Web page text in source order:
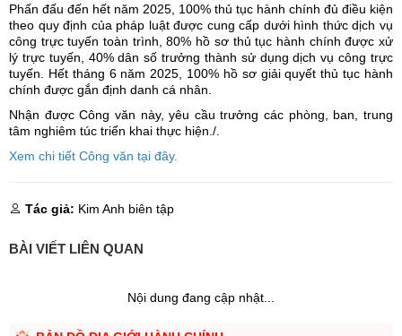
Phấn đấu đến hết năm 2025, 100% thủ tục hành chính đủ điều kiện
theo quy định của pháp luật được cung cấp dưới hình thức dịch vụ
công trực tuyến toàn trình, 80% hồ sơ thủ tục hành chính được xử
lý trực tuyến, 40% dân số trưởng thành sử dụng dịch vụ công trực
tuyến. Hết tháng 6 năm 2025, 100% hồ sơ giải quyết thủ tục hành
chính được gắn định danh cá nhân.
Nhận được Công văn này, yêu cầu trưởng các phòng, ban, trung
tâm nghiêm túc triển khai thực hiện./.
Xem chi tiết Công văn tại đây.
Tác giả: Kim Anh biên tập
BÀI VIẾT LIÊN QUAN
Nội dung đang cập nhật...